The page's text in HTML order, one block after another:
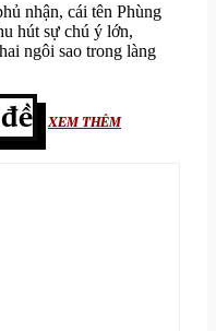
nhận, cái tên Phùng
hút sự chú ý lớn,
ngôi sao trong làng
XEM THÊM